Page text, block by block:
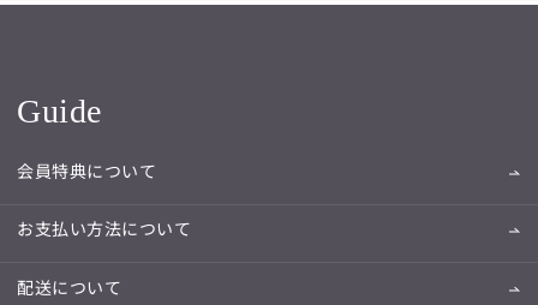
Guide
会員特典について
お支払い方法について
配送について